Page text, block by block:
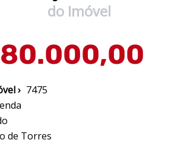
do Imóvel
› 7475
de Torres